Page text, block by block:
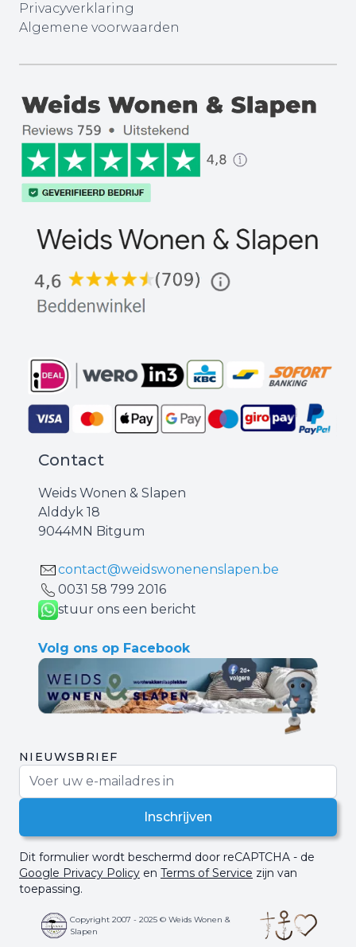
Privacyverklaring
Algemene voorwaarden
Contact
Weids Wonen & Slapen
Alddyk 18
9044MN Bitgum
contact@weidswonenenslapen.be
0031 ‪58 799 2016‬
stuur ons een bericht
Volg ons op Facebook
NIEUWSBRIEF
Inschrijven
Dit formulier wordt beschermd door reCAPTCHA - de
Google Privacy Policy en Terms of Service zijn van
toepassing.
Copyright 2007 - 2025 © Weids Wonen &
Slapen